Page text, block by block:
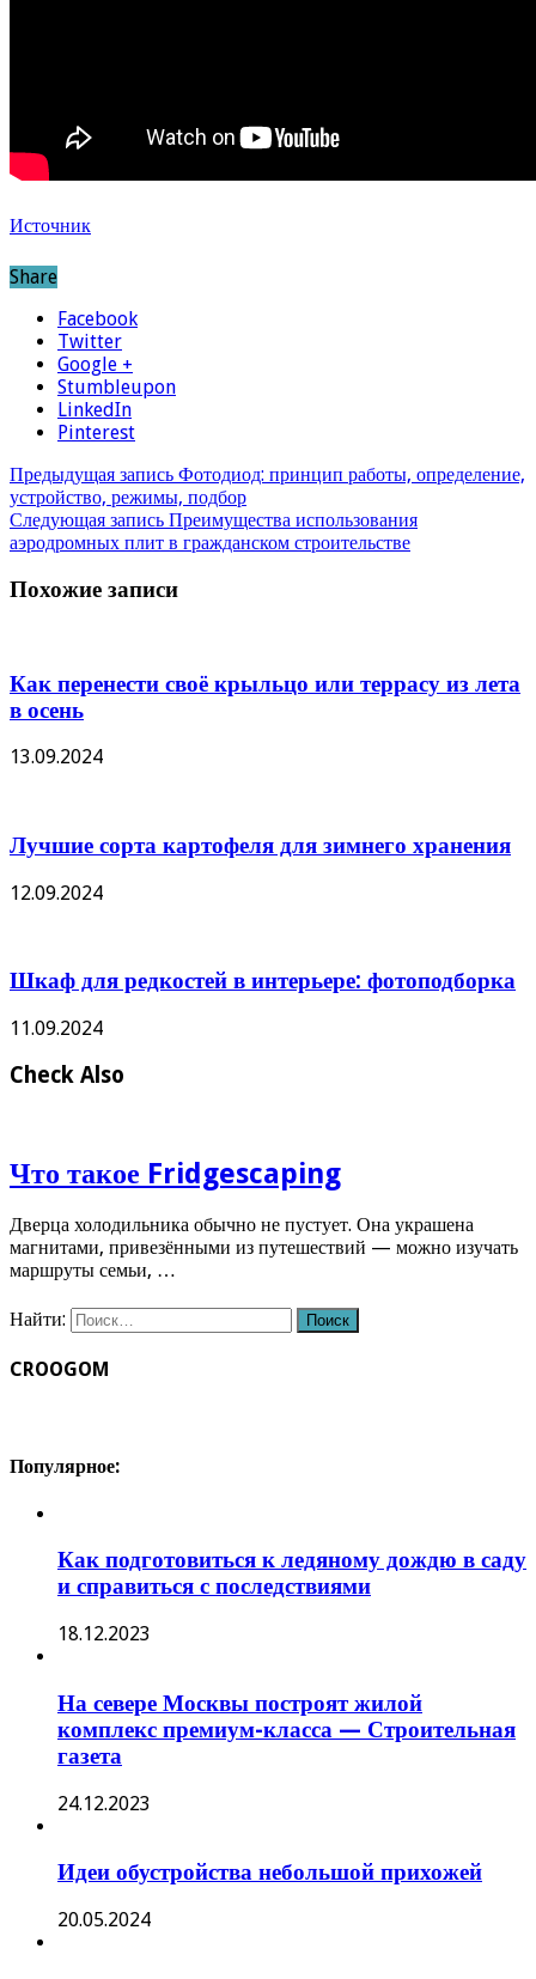
Источник
Share
Facebook
Twitter
Google +
Stumbleupon
LinkedIn
Pinterest
Предыдущая запись Фотодиод: принцип работы, определение,
устройство, режимы, подбор
Следующая запись Преимущества использования
аэродромных плит в гражданском строительстве
Похожие записи
Как перенести своё крыльцо или террасу из лета
в осень
13.09.2024
Лучшие сорта картофеля для зимнего хранения
12.09.2024
Шкаф для редкостей в интерьере: фотоподборка
11.09.2024
Check Also
Что такое Fridgescaping
Дверца холодильника обычно не пустует. Она украшена
магнитами, привезёнными из путешествий — можно изучать
маршруты семьи, …
Найти:
CROOGOM
Популярное:
Как подготовиться к ледяному дождю в саду
и справиться с последствиями
18.12.2023
На севере Москвы построят жилой
комплекс премиум-класса — Строительная
газета
24.12.2023
Идеи обустройства небольшой прихожей
20.05.2024